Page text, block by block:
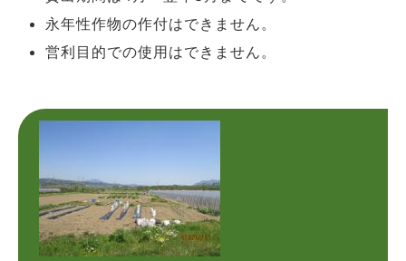
永年性作物の作付はできません。
営利目的での使用はできません。